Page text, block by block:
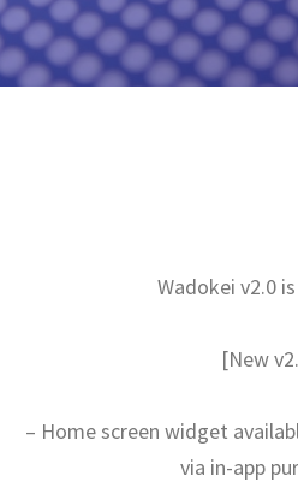
Wadokei v2.0
[New
– Home screen widget
via in-app